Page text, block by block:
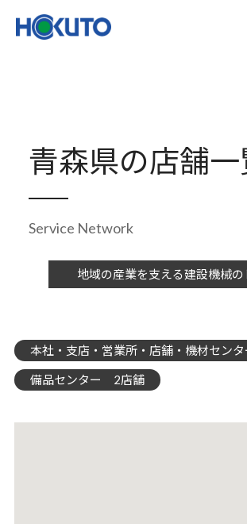
青森県の店舗一
Service Network
地域の産業を支える建設機械
本社・支店・営業所・店舗・機材セン
備品センター 2店舗